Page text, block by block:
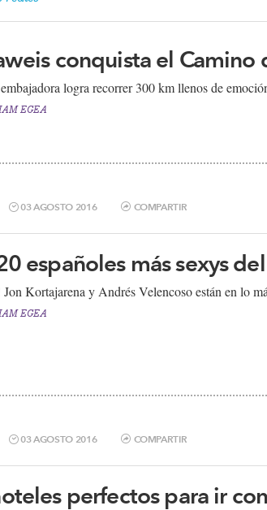
conquista el Camino
logra recorrer 300 km llenos de
EGEA
03 AGOSTO 2016 COMPARTIR
españoles más sexys
Jon Kortajarena y Andrés Velencoso están en lo
EGEA
03 AGOSTO 2016 COMPARTIR
perfectos para ir